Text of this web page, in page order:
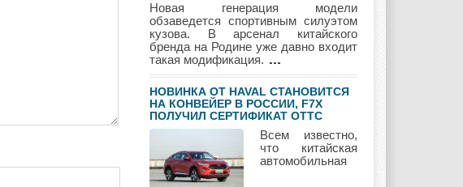
Lada Lamborghini Lancia
Land Rover Lifan Lexus
Новая генерация модели
обзаведется спортивным силуэтом
кузова. В арсенал китайского
бренда на Родине уже давно входит
такая модификация.
НОВИНКА ОТ HAVAL СТАНОВИТСЯ
НА КОНВЕЙЕР В РОССИИ, F7Х
ПОЛУЧИЛ СЕРТИФИКАТ ОТТС
Всем известно,
что китайская
автомобильная